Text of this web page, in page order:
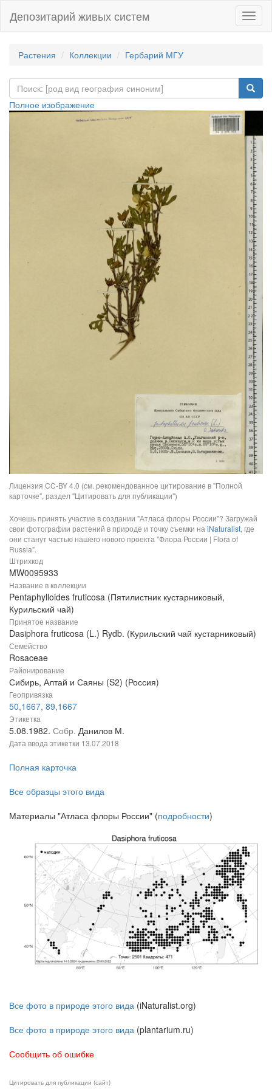
Депозитарий живых систем
Растения Коллекции Гербарий МГУ
Полное изображение
Лицензия CC-BY 4.0 (см. рекомендованное цитирование в "Полной
карточке", раздел "Цитировать для публикации")
Хочешь принять участие в создании "Атласа флоры России"? Загружай
свои фотографии растений в природе и точку съемки наiNaturalist, где
они станут частью нашего нового проекта "Флора России | Flora of
Russia".
Штрихкод
MW0095933
Название в коллекции
Pentaphylloides fruticosa (Пятилистник кустарниковый,
Курильский чай)
Принятое название
Dasiphora fruticosa (L.) Rydb. (Курильский чай кустарниковый)
Семейство
Rosaceae
Районирование
Сибирь, Алтай и Саяны (S2) (Россия)
Геопривязка
50,1667, 89,1667
Этикетка
5.08.1982. Собр. Данилов М.
Дата ввода этикетки 13.07.2018
Полная карточка
Все образцы этого вида
Материалы "Атласа флоры России" (подробности)
Все фото в природе этого вида (iNaturalist.org)
Все фото в природе этого вида (plantarium.ru)
Сообщить об ошибке
Цитировать для публикации (сайт)